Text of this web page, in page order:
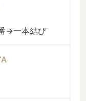
→一本結び